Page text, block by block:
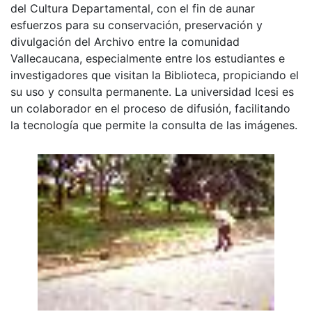
del Cultura Departamental, con el fin de aunar
esfuerzos para su conservación, preservación y
divulgación del Archivo entre la comunidad
Vallecaucana, especialmente entre los estudiantes e
investigadores que visitan la Biblioteca, propiciando el
su uso y consulta permanente. La universidad Icesi es
un colaborador en el proceso de difusión, facilitando
la tecnología que permite la consulta de las imágenes.